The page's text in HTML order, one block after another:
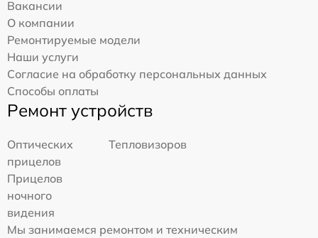
Вакансии
О компании
Ремонтируемые модели
Наши услуги
Согласие на обработку персональных данных
Способы оплаты
Ремонт устройств
Оптических
прицелов
Тепловизоров
Прицелов
ночного
видения
Мы занимаемся ремонтом и техническим